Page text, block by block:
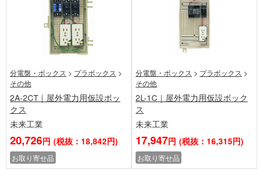
分電盤・ボックス > プラボックス >
その他
2A-2CT｜屋外電力用仮設ボッ
クス
未来工業
20,726円 (税抜：18,842円)
お取り寄せ品
分電盤・ボックス > プラボックス >
その他
2L-1C｜屋外電力用仮設ボック
ス
未来工業
17,947円 (税抜：16,315円)
お取り寄せ品